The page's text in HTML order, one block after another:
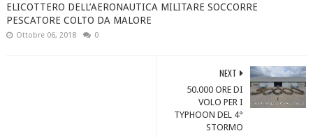
ELICOTTERO DELL’AERONAUTICA MILITARE SOCCORRE
PESCATORE COLTO DA MALORE
Ottobre 06, 2018 0
NEXT
50.000 ORE DI
VOLO PER I
TYPHOON DEL 4°
STORMO